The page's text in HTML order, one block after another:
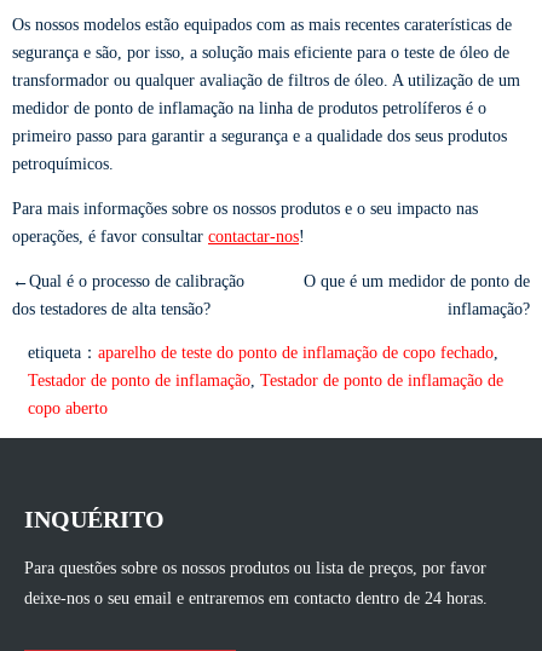
Os nossos modelos estão equipados com as mais recentes caraterísticas de
segurança e são, por isso, a solução mais eficiente para o teste de óleo de
transformador ou qualquer avaliação de filtros de óleo. A utilização de um
medidor de ponto de inflamação na linha de produtos petrolíferos é o
primeiro passo para garantir a segurança e a qualidade dos seus produtos
petroquímicos.
Para mais informações sobre os nossos produtos e o seu impacto nas
operações, é favor consultar contactar-nos!
←Qual é o processo de calibração
dos testadores de alta tensão?
O que é um medidor de ponto de
inflamação?
etiqueta： aparelho de teste do ponto de inflamação de copo fechado,
Testador de ponto de inflamação, Testador de ponto de inflamação de
copo aberto
INQUÉRITO
Para questões sobre os nossos produtos ou lista de preços, por favor
deixe-nos o seu email e entraremos em contacto dentro de 24 horas.